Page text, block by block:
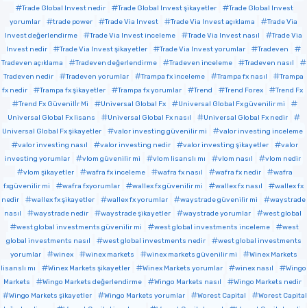
Trade Global Invest nedir
Trade Global Invest şikayetler
Trade Global Invest
yorumlar
trade power Trade Via Invest Trade Via Invest açıklama
Trade Via
Invest değerlendirme
Trade Via Invest inceleme Trade Via Invest nasıl
Trade Via
Invest nedir
Trade Via Invest şikayetler Trade Via Invest yorumlar
Tradeven
Tradeven açıklama
Tradeven değerlendirme Tradeven inceleme
Tradeven nasıl
Tradeven nedir
Tradeven yorumlar Trampa fx inceleme Trampa fx nasıl
Trampa
fx nedir
Trampa fx şikayetler Trampa fx yorumlar Trend Trend Forex
Trend Fx
Trend Fx Güvenilİr Mi
Universal Global Fx
Universal Global Fx güvenilir mi
Universal Global Fx lisans
Universal Global Fx nasıl
Universal Global Fx nedir
Universal Global Fx şikayetler
valor investing güvenilir mi
valor investing inceleme
valor investing nasıl
valor investing nedir valor investing şikayetler
valor
investing yorumlar
vlom güvenilir mi vlom lisanslı mı vlom nasıl
vlom nedir
vlom şikayetler
wafra fx inceleme wafra fx nasıl wafra fx nedir
wafra
fxgüvenilir mi
wafra fxyorumlar wallex fx güvenilir mi wallex fx nasıl
wallex fx
nedir
wallex fx şikayetler wallex fx yorumlar waystrade güvenilir mi
waystrade
nasıl
waystrade nedir waystrade şikayetler waystrade yorumlar
west global
west global investments güvenilir mi
west global investments inceleme
west
global investments nasıl
west global investments nedir
west global investments
yorumlar
winex winex markets winex markets güvenilir mi
Winex Markets
lisanslı mı
Winex Markets şikayetler Winex Markets yorumlar winex nasıl
Wingo
Markets
Wingo Markets değerlendirme Wingo Markets nasıl
Wingo Markets nedir
Wingo Markets şikayetler
Wingo Markets yorumlar Worest Capital
Worest Capital